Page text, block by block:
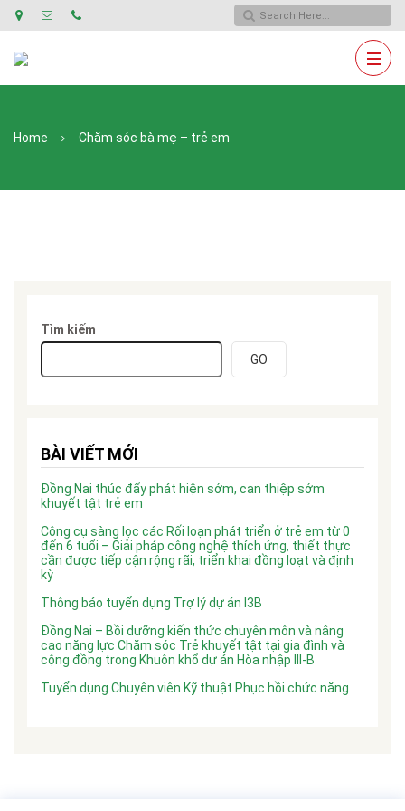
Home Chăm sóc bà mẹ – trẻ em
Tìm kiếm
GO
BÀI VIẾT MỚI
Đồng Nai thúc đẩy phát hiện sớm, can thiệp sớm
khuyết tật trẻ em
Công cụ sàng lọc các Rối loạn phát triển ở trẻ em từ 0
đến 6 tuổi – Giải pháp công nghệ thích ứng, thiết thực
cần được tiếp cận rộng rãi, triển khai đồng loạt và định
kỳ
Thông báo tuyển dụng Trợ lý dự án I3B
Đồng Nai – Bồi dưỡng kiến thức chuyên môn và nâng
cao năng lực Chăm sóc Trẻ khuyết tật tại gia đình và
cộng đồng trong Khuôn khổ dự án Hòa nhập III-B
Tuyển dụng Chuyên viên Kỹ thuật Phục hồi chức năng